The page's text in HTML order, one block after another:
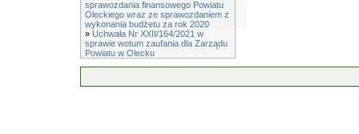
sprawozdania finansowego Powiatu
Oleckiego wraz ze sprawozdaniem z
wykonania budżetu za rok 2020
» Uchwała Nr XXII/164/2021 w
sprawie wotum zaufania dla Zarządu
Powiatu w Olecku